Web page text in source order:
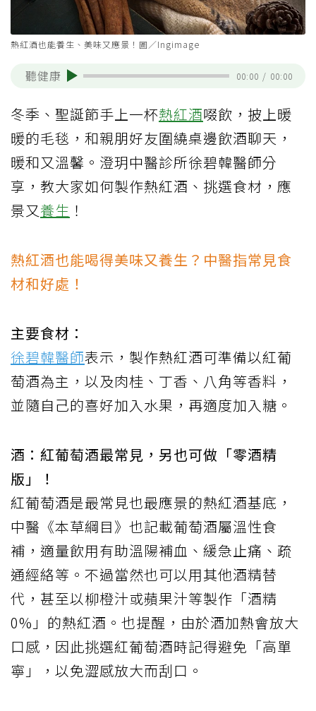
熱紅酒也能養生、美味又應景！圖／Ingimage
聽健康 00:00 / 00:00
冬季、聖誕節手上一杯熱紅酒啜飲，披上暖
暖的毛毯，和親朋好友圍繞桌邊飲酒聊天，
暖和又溫馨。澄玥中醫診所徐碧韓醫師分
享，教大家如何製作熱紅酒、挑選食材，應
景又養生 ！
熱紅酒也能喝得美味又養生？中醫指常見食
材和好處！
主要食材：
徐碧韓醫師表示，製作熱紅酒可準備以紅葡
萄酒為主，以及肉桂、丁香、八角等香料，
並隨自己的喜好加入水果，再適度加入糖。
酒：紅葡萄酒最常見，另也可做「零酒精
版」！
紅葡萄酒是最常見也最應景的熱紅酒基底，
中醫《本草綱目》也記載葡萄酒屬溫性食
補，適量飲用有助溫陽補血、緩急止痛、疏
通經絡等。不過當然也可以用其他酒精替
代，甚至以柳橙汁或蘋果汁等製作「酒精
0%」的熱紅酒。也提醒，由於酒加熱會放大
口感，因此挑選紅葡萄酒時記得避免「高單
寧」，以免澀感放大而刮口。